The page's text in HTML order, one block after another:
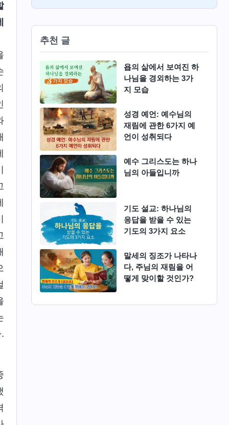
추천 글
욥의 삶에서 보여진 하
나님을 경외하는 3가
지 모습
성경 예언: 예수님의
재림에 관한 6가지 예
언이 성취되다
예수 그리스도는 하나
님의 아들입니까
기도 설교: 하나님의
응답을 받을 수 있는
기도의 3가지 요소
말세의 징조가 나타나
다, 주님의 재림을 어
떻게 맞이할 것인가?